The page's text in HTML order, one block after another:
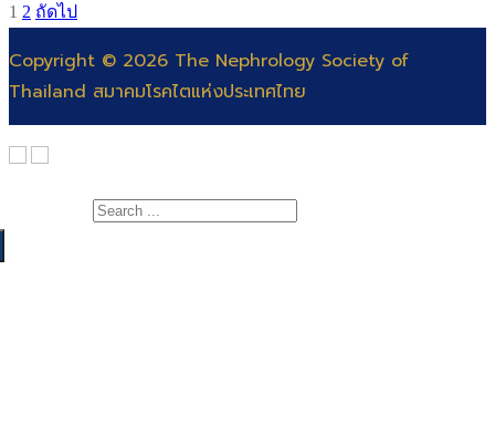
1 2 ถัดไป
Copyright © 2026 The Nephrology Society of
Thailand สมาคมโรคไตแห่งประเทศไทย